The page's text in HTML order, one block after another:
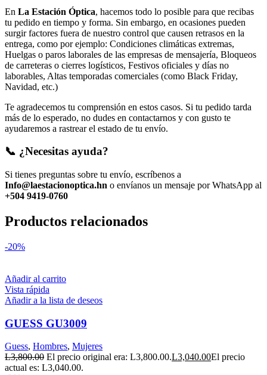
En La Estación Óptica, hacemos todo lo posible para que recibas
tu pedido en tiempo y forma. Sin embargo, en ocasiones pueden
surgir factores fuera de nuestro control que causen retrasos en la
entrega, como por ejemplo: Condiciones climáticas extremas,
Huelgas o paros laborales de las empresas de mensajería, Bloqueos
de carreteras o cierres logísticos, Festivos oficiales y días no
laborables, Altas temporadas comerciales (como Black Friday,
Navidad, etc.)
Te agradecemos tu comprensión en estos casos. Si tu pedido tarda
más de lo esperado, no dudes en contactarnos y con gusto te
ayudaremos a rastrear el estado de tu envío.
📞 ¿Necesitas ayuda?
Si tienes preguntas sobre tu envío, escríbenos a
Info@laestacionoptica.hn o envíanos un mensaje por WhatsApp al
+504 9419-0760
Productos relacionados
-20%
Añadir al carrito
Vista rápida
Añadir a la lista de deseos
GUESS GU3009
Guess, Hombres, Mujeres
L3,800.00 El precio original era: L3,800.00.L3,040.00El precio
actual es: L3,040.00.